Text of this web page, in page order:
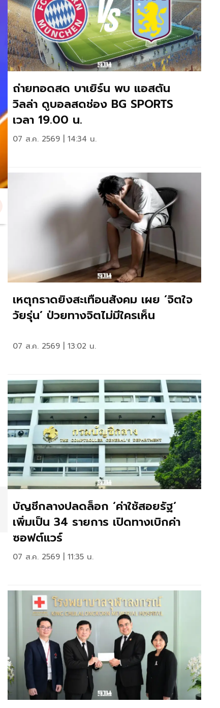
ถ่ายทอดสด บาเยิร์น พบ แอสตัน
วิลล่า ดูบอลสดช่อง BG SPORTS
เวลา 19.00 น.
07 ส.ค. 2569 | 14:34 น.
เหตุกราดยิงสะเทือนสังคม เผย ‘จิตใจ
วัยรุ่น’ ป่วยทางจิตไม่มีใครเห็น
07 ส.ค. 2569 | 13:02 น.
บัญชีกลางปลดล็อก ‘ค่าใช้สอยรัฐ‘
เพิ่มเป็น 34 รายการ เปิดทางเบิกค่า
ซอฟต์แวร์
07 ส.ค. 2569 | 11:35 น.